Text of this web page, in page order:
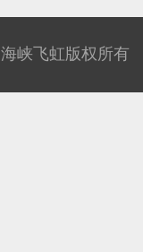
海峡飞虹版权所有